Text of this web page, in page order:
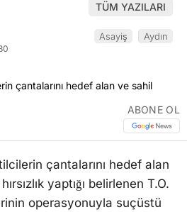
TÜM YAZILARI
Asayiş Aydın
ABONE OL
çantalarını hedef alan
yaptığı belirlenen T.O.
operasyonuyla suçüstü